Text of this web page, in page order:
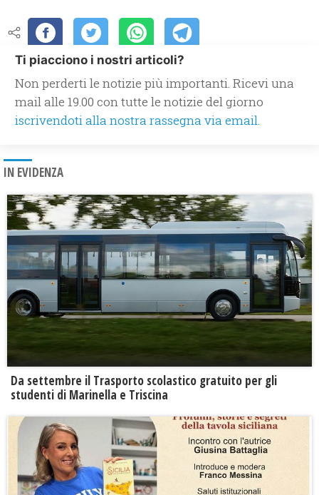
Ti piacciono i nostri articoli?
Non perderti le notizie più importanti. Ricevi una
mail alle 19.00 con tutte le notizie del giorno
iscrivendoti alla nostra rassegna via email.
IN EVIDENZA
Da settembre il Trasporto scolastico gratuito per gli
studenti di Marinella e Triscina